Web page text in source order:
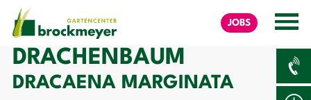
JOBS
DRACHENBAUM
DRACAENA MARGINATA